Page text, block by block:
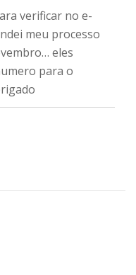
verificar no e-
meu processo
eles
para o